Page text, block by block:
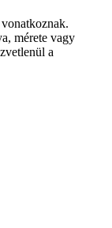
mérete vagy
a